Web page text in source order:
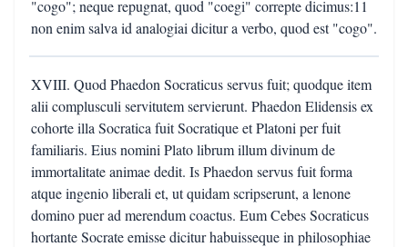
"cogo"; neque repugnat, quod "coegi" correpte dicimus:11
non enim salva id analogiai dicitur a verbo, quod est "cogo".
XVIII. Quod Phaedon Socraticus servus fuit; quodque item
alii complusculi servitutem servierunt. Phaedon Elidensis ex
cohorte illa Socratica fuit Socratique et Platoni per fuit
familiaris. Eius nomini Plato librum illum divinum de
immortalitate animae dedit. Is Phaedon servus fuit forma
atque ingenio liberali et, ut quidam scripserunt, a lenone
domino puer ad merendum coactus. Eum Cebes Socraticus
hortante Socrate emisse dicitur habuisseque in philosophiae